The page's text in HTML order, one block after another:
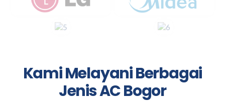
Kami Melayani Berbagai
Jenis AC Bogor